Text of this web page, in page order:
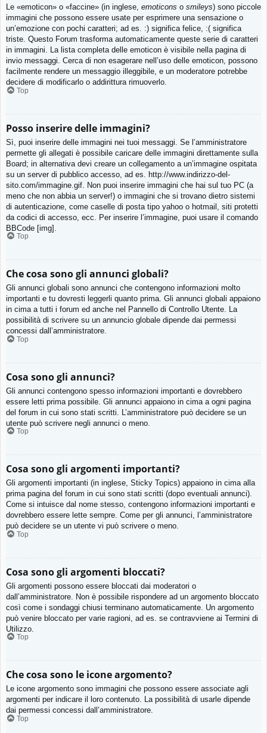
Le «emoticon» o «faccine» (in inglese, emoticons o smileys) sono piccole
immagini che possono essere usate per esprimere una sensazione o
un’emozione con pochi caratteri; ad es. :) significa felice, :( significa
triste. Questo Forum trasforma automaticamente queste serie di caratteri
in immagini. La lista completa delle emoticon è visibile nella pagina di
invio messaggi. Cerca di non esagerare nell’uso delle emoticon, possono
facilmente rendere un messaggio illeggibile, e un moderatore potrebbe
decidere di modificarlo o addirittura rimuoverlo.
Top
Posso inserire delle immagini?
Sì, puoi inserire delle immagini nei tuoi messaggi. Se l’amministratore
permette gli allegati è possibile caricare delle immagini direttamente sulla
Board; in alternativa devi creare un collegamento a un’immagine ospitata
su un server di pubblico accesso, ad es. http://www.indirizzo-del-
sito.com/immagine.gif. Non puoi inserire immagini che hai sul tuo PC (a
meno che non abbia un server!) o immagini che si trovano dietro sistemi
di autenticazione, come caselle di posta tipo yahoo o hotmail, siti protetti
da codici di accesso, ecc. Per inserire l’immagine, puoi usare il comando
BBCode [img].
Top
Che cosa sono gli annunci globali?
Gli annunci globali sono annunci che contengono informazioni molto
importanti e tu dovresti leggerli quanto prima. Gli annunci globali appaiono
in cima a tutti i forum ed anche nel Pannello di Controllo Utente. La
possibilità di scrivere su un annuncio globale dipende dai permessi
concessi dall’amministratore.
Top
Cosa sono gli annunci?
Gli annunci contengono spesso informazioni importanti e dovrebbero
essere letti prima possibile. Gli annunci appaiono in cima a ogni pagina
del forum in cui sono stati scritti. L’amministratore può decidere se un
utente può scrivere negli annunci o meno.
Top
Cosa sono gli argomenti importanti?
Gli argomenti importanti (in inglese, Sticky Topics) appaiono in cima alla
prima pagina del forum in cui sono stati scritti (dopo eventuali annunci).
Come si intuisce dal nome stesso, contengono informazioni importanti e
dovrebbero essere lette sempre. Come per gli annunci, l’amministratore
può decidere se un utente vi può scrivere o meno.
Top
Cosa sono gli argomenti bloccati?
Gli argomenti possono essere bloccati dai moderatori o
dall’amministratore. Non è possibile rispondere ad un argomento bloccato
così come i sondaggi chiusi terminano automaticamente. Un argomento
può venire bloccato per varie ragioni, ad es. se contravviene ai Termini di
Utilizzo.
Top
Che cosa sono le icone argomento?
Le icone argomento sono immagini che possono essere associate agli
argomenti per indicare il loro contenuto. La possibilità di usarle dipende
dai permessi concessi dall’amministratore.
Top